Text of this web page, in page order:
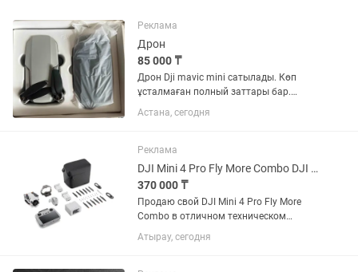
Реклама
Дрон
85 000 ₸
Дрон Dji mavic mini сатылады. Көп
ұсталмаған полный заттары бар.
Оригинал отверткасына дейін бар.
Жағдайы өте жақсы. Зарядка барлығы
бар оғанда шықсаңыз болады....
Астана, сегодня
Реклама
DJI Mini 4 Pro Fly More Combo DJI RC 2 3 аккумулятора 256 ГБ
370 000 ₸
Продаю свой DJI Mini 4 Pro Fly More
Combo в отличном техническом
состоянии. ✔ DJI RC 2 (пульт со
встроенным экраном) ✔ 3
Атырау, сегодня